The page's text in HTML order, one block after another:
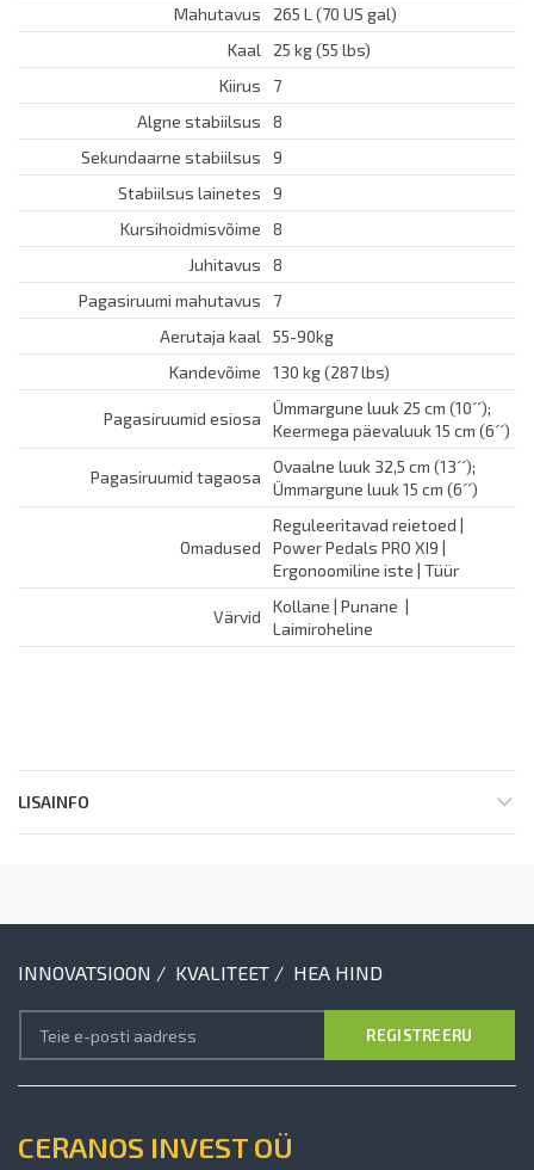
Mahutavus
265 L (70 US gal)
Kaal
25 kg (55 lbs)
Kiirus
7
Algne stabiilsus
8
Sekundaarne stabiilsus
9
Stabiilsus lainetes
9
Kursihoidmisvõime
8
Juhitavus
8
Pagasiruumi mahutavus
7
Aerutaja kaal
55-90kg
Kandevõime
130 kg (287 lbs)
Pagasiruumid esiosa
Ümmargune luuk 25 cm (10´´);
Keermega päevaluuk 15 cm (6´´)
Pagasiruumid tagaosa
Ovaalne luuk 32,5 cm (13´´);
Ümmargune luuk 15 cm (6´´)
Omadused
Reguleeritavad reietoed |
Power Pedals PRO XI9 |
Ergonoomiline iste | Tüür
Värvid
Kollane | Punane |
Laimiroheline
LISAINFO
INNOVATSIOON / KVALITEET / HEA HIND
CERANOS INVEST OÜ